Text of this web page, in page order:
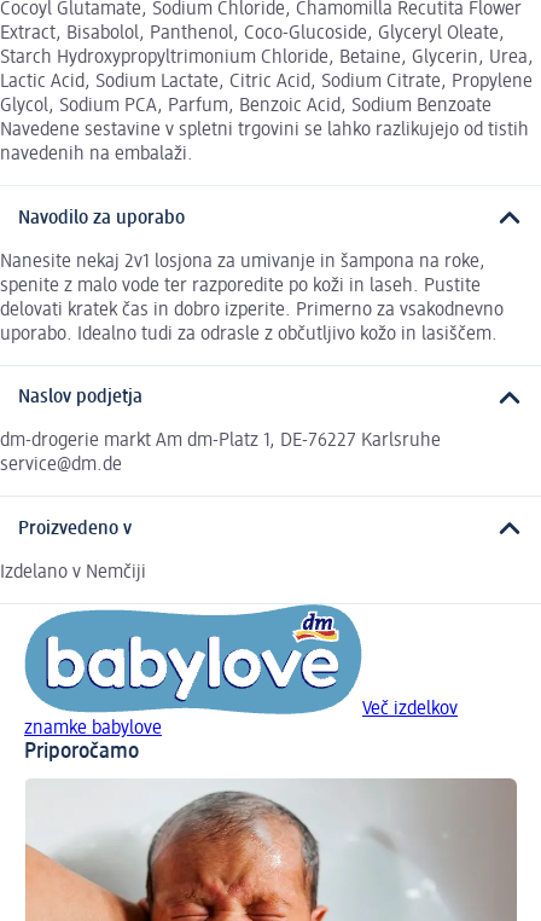
Cocoyl Glutamate, Sodium Chloride, Chamomilla Recutita Flower
Extract, Bisabolol, Panthenol, Coco-Glucoside, Glyceryl Oleate,
Starch Hydroxypropyltrimonium Chloride, Betaine, Glycerin, Urea,
Lactic Acid, Sodium Lactate, Citric Acid, Sodium Citrate, Propylene
Glycol, Sodium PCA, Parfum, Benzoic Acid, Sodium Benzoate
Navedene sestavine v spletni trgovini se lahko razlikujejo od tistih
navedenih na embalaži.
Navodilo za uporabo
Nanesite nekaj 2v1 losjona za umivanje in šampona na roke,
spenite z malo vode ter razporedite po koži in laseh. Pustite
delovati kratek čas in dobro izperite. Primerno za vsakodnevno
uporabo. Idealno tudi za odrasle z občutljivo kožo in lasiščem.
Naslov podjetja
dm-drogerie markt Am dm-Platz 1, DE-76227 Karlsruhe
service@dm.de
Proizvedeno v
Izdelano v Nemčiji
Več izdelkov
znamke babylove
Priporočamo